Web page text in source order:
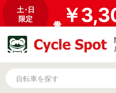
土･日
限定
￥